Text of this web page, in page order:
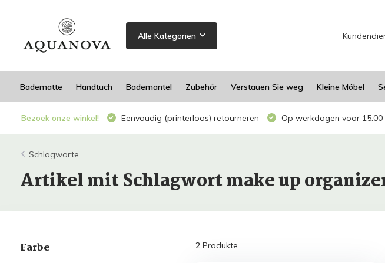
Alle Kategorien
Badematte Handtuch Bademantel Zubehör Verstauen Sie weg Kleine Möbel
Bezoek onze winkel! Eenvoudig (printerloos) retourneren Op werkdagen voor
Schlagworte
Artikel mit Schlagwort make up
Farbe 2Produkte